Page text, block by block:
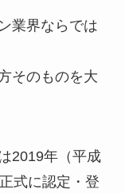
業界ならでは
そのものを大
2019年（平成
式に認定・登